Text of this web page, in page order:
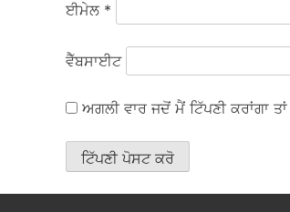
ਈਮੇਲ *
ਵੈੱਬਸਾਈਟ
ਅਗਲੀ ਵਾਰ ਜਦੋਂ ਮੈਂ ਟਿੱਪਣੀ ਕਰਾਂਗਾ